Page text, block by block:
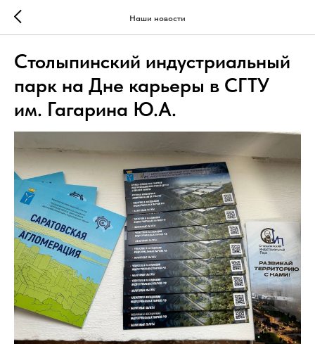
Наши новости
Столыпинский индустриальный
парк на Дне карьеры в СГТУ
им. Гагарина Ю.А.